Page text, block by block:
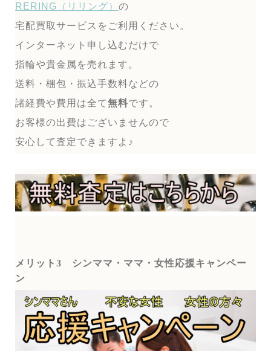
RERING（リリング） の
宅配買取サービスをご利用ください。
インターネット申し込むだけで
指輪や貴金属を売れます。
送料・梱包・振込手数料などの
諸経費や費用は全て無料です。
お客様の出費はございませんので
安心して査定できますよ♪
メリット3
シンママ・ママ・女性応援キャンペー
ン